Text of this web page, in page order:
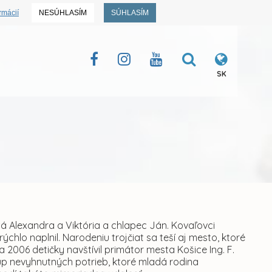
NESÚHLASÍM SÚHLASÍM
SK
Alexandra a Viktória a chlapec Ján. Kovaľovci
naplnil. Narodeniu trojčiat sa teší aj mesto, ktoré
detičky navštívil primátor mesta Košice Ing. F.
nevyhnutných potrieb, ktoré mladá rodina